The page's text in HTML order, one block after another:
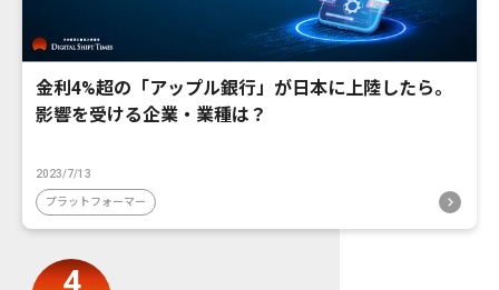
金利4%超の「アップル銀行」が日本に上陸したら。
影響を受ける企業・業種は？
2023/7/13
プラットフォーマー